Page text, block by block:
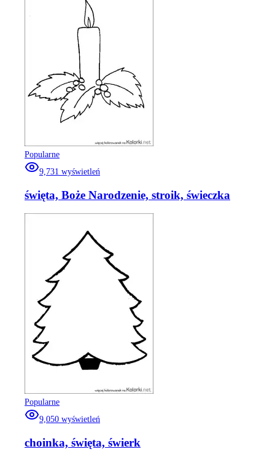
Popularne
9,731 wyświetleń
święta, Boże Narodzenie, stroik, świeczka
Popularne
9,050 wyświetleń
choinka, święta, świerk